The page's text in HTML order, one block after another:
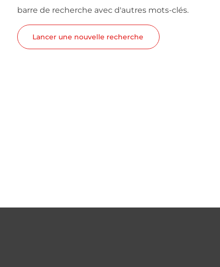
barre de recherche avec d'autres mots-clés.
Lancer une nouvelle recherche